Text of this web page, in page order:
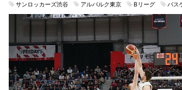
サンロッカーズ渋谷 アルバルク東京 Bリーグ バス